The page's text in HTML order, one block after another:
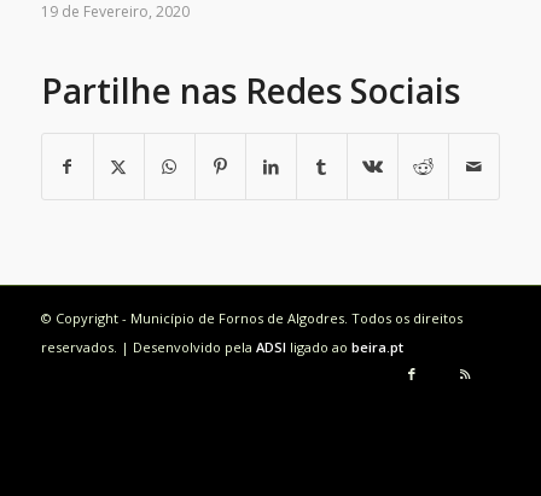
19 de Fevereiro, 2020
Partilhe nas Redes Sociais
© Copyright - Município de Fornos de Algodres. Todos os direitos
reservados. | Desenvolvido pela ADSI ligado ao beira.pt